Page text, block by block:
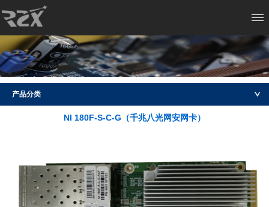
产品分类
NI 180F-S-C-G（千兆八光网安网卡）